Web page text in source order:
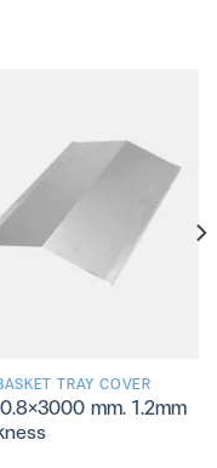
TRAY COVER
mm. 1.2mm